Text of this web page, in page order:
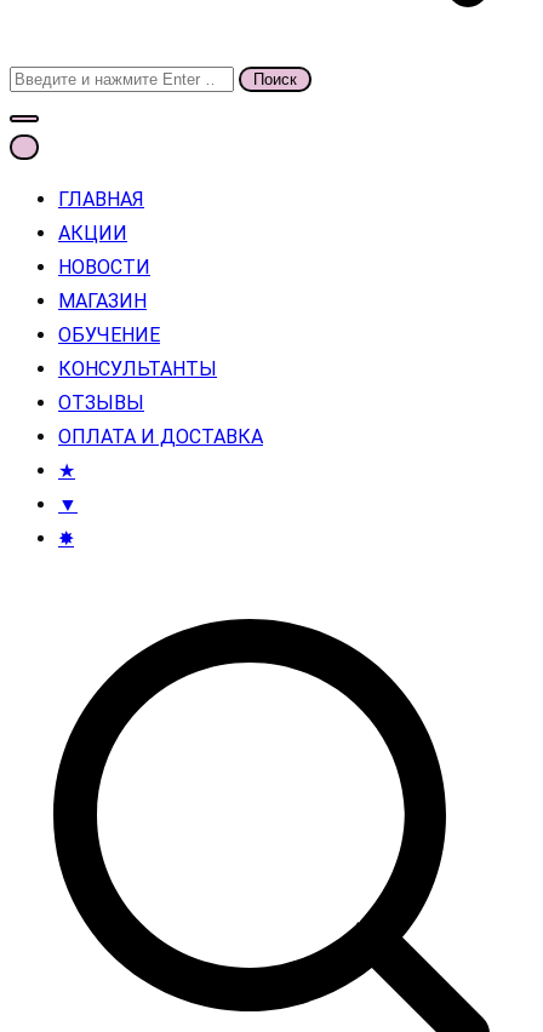
Поиск
для:
ГЛАВНАЯ
АКЦИИ
НОВОСТИ
МАГАЗИН
ОБУЧЕНИЕ
КОНСУЛЬТАНТЫ
ОТЗЫВЫ
ОПЛАТА И ДОСТАВКА
★
▼
✸